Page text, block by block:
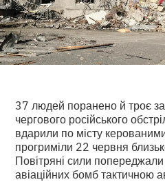
37 людей поранено й троє
чергового російського
вдарили по місту
прогриміли 22 червня
Повітряні сили
авіаційних бомб тактичною